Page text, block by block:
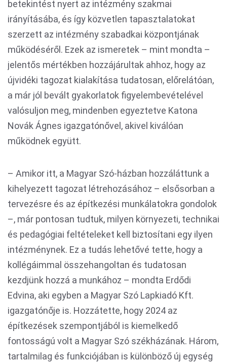
betekintést nyert az intézmény szakmai
irányításába, és így közvetlen tapasztalatokat
szerzett az intézmény szabadkai központjának
működéséről. Ezek az ismeretek – mint mondta –
jelentős mértékben hozzájárultak ahhoz, hogy az
újvidéki tagozat kialakítása tudatosan, előrelátóan,
a már jól bevált gyakorlatok figyelembevételével
valósuljon meg, mindenben egyeztetve Katona
Novák Ágnes igazgatónővel, akivel kiválóan
működnek együtt.
– Amikor itt, a Magyar Szó-házban hozzáláttunk a
kihelyezett tagozat létrehozásához – elsősorban a
tervezésre és az építkezési munkálatokra gondolok
–, már pontosan tudtuk, milyen környezeti, technikai
és pedagógiai feltételeket kell biztosítani egy ilyen
intézménynek. Ez a tudás lehetővé tette, hogy a
kollégáimmal összehangoltan és tudatosan
kezdjünk hozzá a munkához – mondta Erdődi
Edvina, aki egyben a Magyar Szó Lapkiadó Kft.
igazgatónője is. Hozzátette, hogy 2024 az
építkezések szempontjából is kiemelkedő
fontosságú volt a Magyar Szó székházának. Három,
tartalmilag és funkciójában is különböző új egység